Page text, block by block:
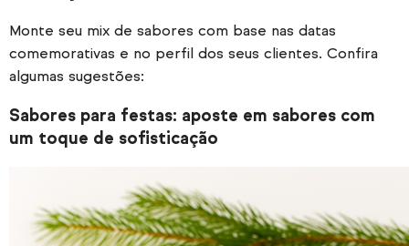
Monte seu mix de sabores com base nas datas
comemorativas e no perfil dos seus clientes. Confira
algumas sugestões:
Sabores para festas: aposte em sabores com
um toque de sofisticação